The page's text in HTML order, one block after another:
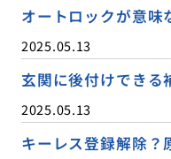
オートロックが意味
2025.05.13
玄関に後付けできる
2025.05.13
キーレス登録解除？